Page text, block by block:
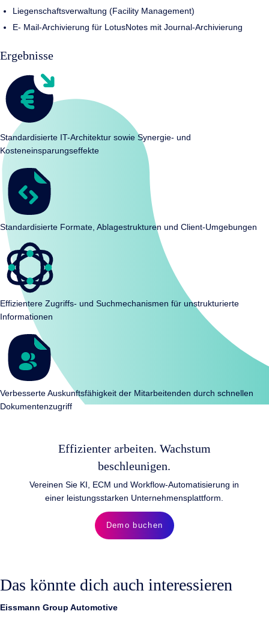
Liegenschaftsverwaltung (Facility Management)
E- Mail-Archivierung für LotusNotes mit Journal-Archivierung
Ergebnisse
Standardisierte IT-Architektur sowie Synergie- und
Kosteneinsparungseffekte
Standardisierte Formate, Ablagestrukturen und Client-Umgebungen
Effizientere Zugriffs- und Suchmechanismen für unstrukturierte
Informationen
Verbesserte Auskunftsfähigkeit der Mitarbeitenden durch schnellen
Dokumentenzugriff
Effizienter arbeiten. Wachstum
beschleunigen.
Vereinen Sie KI, ECM und Workflow-Automatisierung in
einer leistungsstarken Unternehmensplattform.
Demo buchen
Das könnte dich auch interessieren
Eissmann Group Automotive